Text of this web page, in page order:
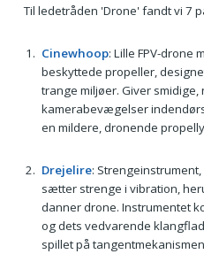
Til ledetråden 'Drone' fandt vi 7
Cinewhoop: Lille FPV-drone
beskyttede propeller,
trange miljøer. Giver
kamerabevægelser
en mildere, dronende
Drejelire:
sætter strenge i vibration,
danner drone. Instrumentet
og dets vedvarende
spillet på